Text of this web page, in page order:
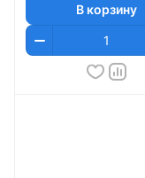
В корзину